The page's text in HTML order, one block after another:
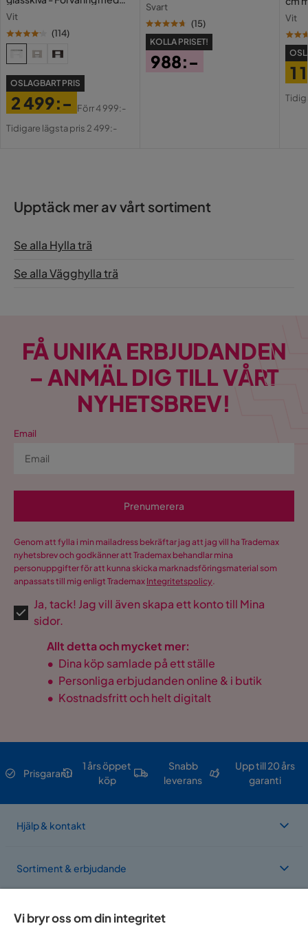
Vit
(114)
OSLAGBART PRIS
Pris
2 499:-
Original
Förr4 999:-
Tidigare lägsta pris 2 499:-
Svart
(15)
KOLLA PRISET!
988:-
Vit
1
Upptäck mer av vårt sortiment
Se alla Hylla trä
Se alla Vägghylla trä
FÅ UNIKA ERBJUDANDEN
– ANMÄL DIG TILL VÅRT
NYHETSBREV!
Email
Prenumerera
Genom att fylla i min mailadress bekräftar jag att jag vill ha Trademax
nyhetsbrev och godkänner att Trademax behandlar mina
personuppgifter för att kunna skicka marknadsföringsmaterial som
anpassats till mig enligt Trademax Integritetspolicy.
Ja, tack! Jag vill även skapa ett konto till Mina
sidor.
Allt detta och mycket mer:
• Dina köp samlade på ett ställe
• Personliga erbjudanden online & i butik
• Kostnadsfritt och helt digitalt
Prisgaranti
1 års öppet
köp
Snabb
leverans
Upp till 20 års
garanti
Hjälp & kontakt
Sortiment & erbjudande
Om Trademax
Vi bryr oss om din integritet